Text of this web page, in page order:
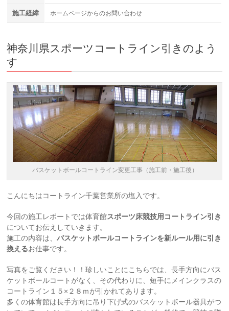
施工経緯 ホームページからのお問い合わせ
神奈川県スポーツコートライン引きのよう
す
バスケットボールコートライン変更工事（施工前・施工後）
こんにちはコートライン千葉営業所の塩入です。
今回の施工レポートでは体育館スポーツ床競技用コートライン引き
についてお伝えしていきます。
施工の内容は、バスケットボールコートラインを新ルール用に引き
換えるお仕事です。
写真をご覧ください！！珍しいことにこちらでは、長手方向にバス
ケットボールコートがなく、その代わりに、短手にメインクラスの
コートライン１５×２８ｍが引かれてあります。
多くの体育館は長手方向に吊り下げ式のバスケットボール器具がつ